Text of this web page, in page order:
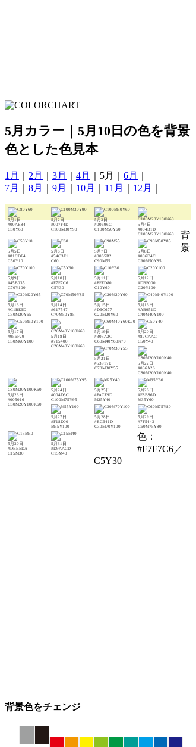
5月カラー｜5月10日の色を背景
色とした色見本
1月 2月 3月 4月 ｜5月｜ 6月
7月
8月 9月 10月 11月 12月
5月1日
#00AB84
C80Y60
5月2日
#007F4D
C100M30Y90
5月3日
#00696C
C100M50Y60
5月4日
#004B1D
C100M20Y100K60
5月5日
#81CDE4
C50Y10
5月6日
#54C3F1
C60
5月7日
#0065B2
C90M55
5月8日
#006D4C
C90M50Y85
5月9日
#45B035
C70Y100
5月10日
#F7F7C6
C5Y30
5月11日
#EFED80
C10Y60
5月12日
#DBE000
C20Y100
5月13日
#C1BE6D
C30M20Y65
5月14日
#617547
C70M50Y85
5月15日
#D6C677
C20M20Y60
5月16日
#AB951D
C40M40Y100
5月17日
#956F29
C50M60Y100
5月18日
#715400
C20M40Y100K60
5月19日
#303A2C
C60M40Y60K70
5月20日
#87CAAC
C50Y40
5月21日
#53917E
C70M30Y55
5月22日
#036A26
C80M20Y100K40
5月23日
#005016
C80M20Y100K60
5月24日
#004D3C
C100M75Y95
5月25日
#FACE9D
M25Y40
5月26日
#F8B86D
M35Y60
5月27日
#F18D00
M55Y100
5月28日
#BC641D
C30M70Y100
5月29日
#7F5443
C60M75Y80
5月30日
#DBBEDA
C15M30
5月31日
#D9AACD
C15M40
背
景
色：
#F7F7C6／
C5Y30
背景色をチェンジ